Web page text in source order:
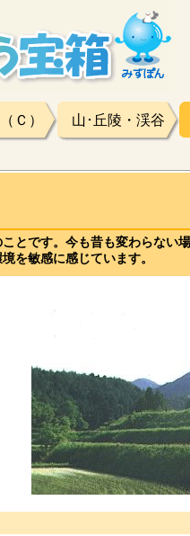
Ｃ） 山･丘陵・渓谷
とです。今も昔も変わらない
を敏感に感じています。